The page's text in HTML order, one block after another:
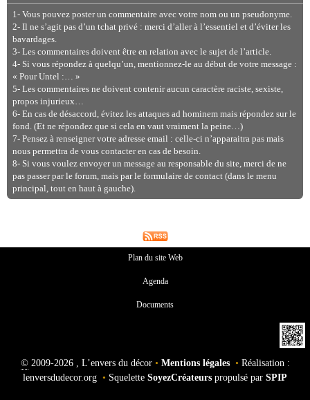
1- Vous pouvez poster un commentaire avec votre nom ou un pseudonyme.
2- Il ne s’agit pas d’un tchat privé : merci d’aller à l’essentiel et d’éviter les
bavardages.
3- Les commentaires doivent être en relation avec le sujet de l’article.
4- Si vous répondez à quelqu’un, mentionnez-le au début de votre message :
« Pour Untel :… »
5- Les commentaires ne doivent contenir aucun caractère raciste, sexiste,
propos injurieux…
6- En cas de désaccord, évitez les attaques ad hominem mais répondez sur le
fond. (Et ne répondez que si cela en vaut vraiment la peine…)
7- Pensez à renseigner votre adresse email : celle-ci n’apparaitra pas mais
nous permettra de vous contacter en cas de besoin.
8- Si vous voulez envoyer un message au responsable du site, merci de ne
pas passer par le forum, mais par le formulaire de contact (dans le menu
principal, tout en haut à gauche).
Plan du site Web
Agenda
Documents
©2009-2026 , L’envers du décor • Mentions légales • Réalisation :
lenversdudecor.org • Squelette SoyezCréateurs propulsé par SPIP